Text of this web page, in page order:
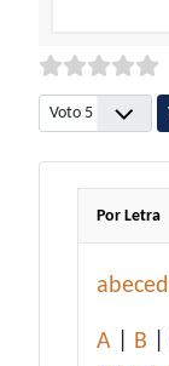
Por favor, vote
Por Letra
A B